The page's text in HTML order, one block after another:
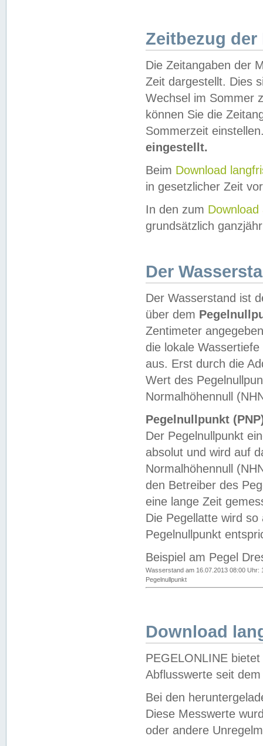
Zeitbezug der
Die Zeitangaben der
Zeit dargestellt. Dies
Wechsel im Sommer
können Sie die
Sommerzeit
eingestellt.
Beim Download
in gesetzlicher Zeit
In den zum Download
grundsätzlich
Der
Der Wasserstand ist
über dem
Zentimeter
die lokale
aus. Erst durch die
Wert des
Normalhöhennull
Pegelnullpunkt
Der Pegelnullpunkt
absolut und wird auf
Normalhöhennull
den Betreiber des
eine lange Zeit
Die Pegellatte wird
Pegelnullpunkt
Beispiel am Pegel
Wasserstand am 16.07.2013 08:00 Uhr:
Pegelnullpunkt
Download
PEGELONLINE
Abflusswerte seit
Bei den
Diese Messwerte
oder andere